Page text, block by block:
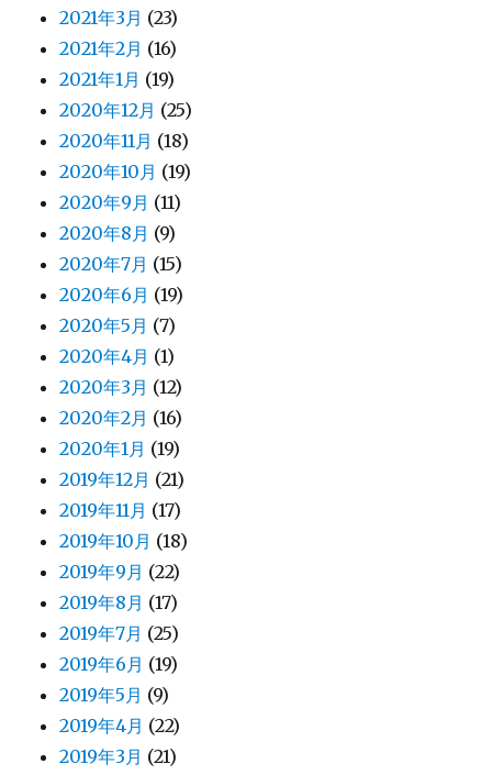
2021年3月 (23)
2021年2月 (16)
2021年1月 (19)
2020年12月 (25)
2020年11月 (18)
2020年10月 (19)
2020年9月 (11)
2020年8月 (9)
2020年7月 (15)
2020年6月 (19)
2020年5月 (7)
2020年4月 (1)
2020年3月 (12)
2020年2月 (16)
2020年1月 (19)
2019年12月 (21)
2019年11月 (17)
2019年10月 (18)
2019年9月 (22)
2019年8月 (17)
2019年7月 (25)
2019年6月 (19)
2019年5月 (9)
2019年4月 (22)
2019年3月 (21)